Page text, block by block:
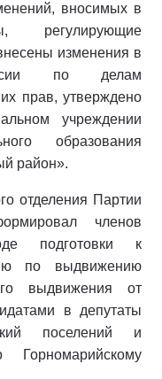
вносимых в
регулирующие
изменения в
по делам
прав, утверждено
учреждении
образования
район».
отделения Партии
членов
подготовки к
по выдвижению
выдвижения от
в депутаты
поселений и
Горномарийскому